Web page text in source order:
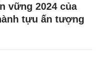
vững 2024 của
tựu ấn tượng